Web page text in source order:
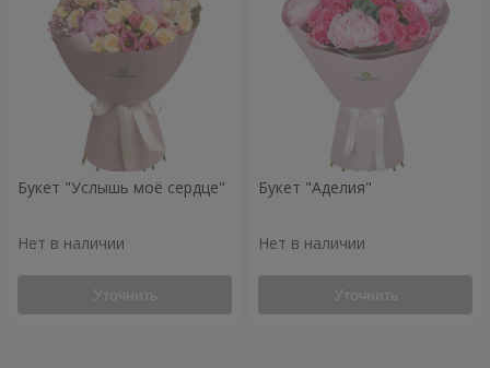
Букет "Услышь моё сердце"
Нет в наличии
Уточнить
Букет "Аделия"
Нет в наличии
Уточнить